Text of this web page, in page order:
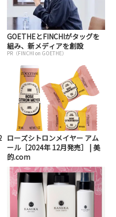
GOETHEとFINCHIがタッグを
組み、新メディアを創設
PR（FINCHI on GOETHE）
ローズシトロンメイヤー アム
ール［2024年 12月発売］ | 美
的.com